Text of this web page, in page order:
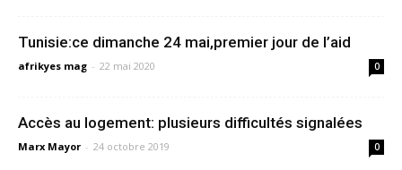
Tunisie:ce dimanche 24 mai,premier jour de l’aid
afrikyes mag - 22 mai 2020 0
Accès au logement: plusieurs difficultés signalées
Marx Mayor - 24 octobre 2019 0